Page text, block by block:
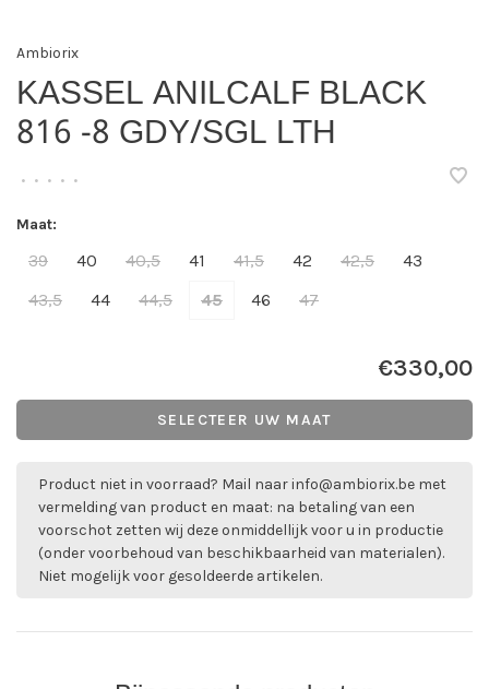
Ambiorix
KASSEL ANILCALF BLACK
816 -8 GDY/SGL LTH
• • • • •
Maat:
39 40 40,5 41 41,5 42 42,5
43
43,5
44 44,5 45 46 47
€330,00
SELECTEER UW MAAT
Product niet in voorraad? Mail naarinfo@ambiorix.be met
vermelding van product en maat: na betaling van een
voorschot zetten wij deze onmiddellijk voor u in productie
(onder voorbehoud van beschikbaarheid van materialen).
Niet mogelijk voor gesoldeerde artikelen.